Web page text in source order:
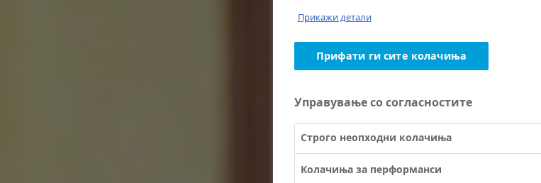
Прикажи детали
Прифати ги сите колачиња
Управување со согласностите
Строго неопходни колачиња
Колачиња за перформанси